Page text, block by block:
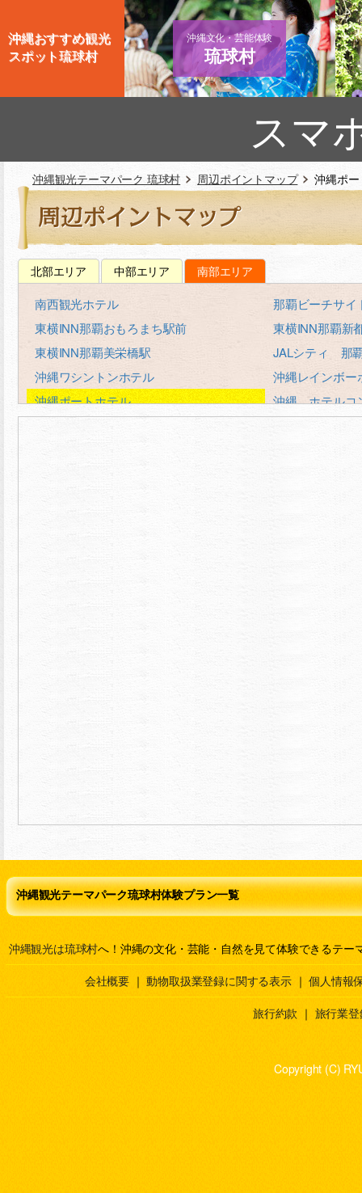
沖縄おすすめ観光
スポット琉球村
沖縄文化・芸能体験
琉球村
スマ
沖縄観光テーマパーク 琉球村 周辺ポイントマップ 沖縄ポ
北部エリア 中部エリア 南部エリア
南西観光ホテル
那覇ビーチサイ
東横INN那覇おもろまち駅前
東横INN那覇新
東横INN那覇美栄橋駅
JALシティ 那
沖縄ワシントンホテル
沖縄レインボー
沖縄ポートホテル
沖縄 ホテルコ
沖縄観光テーマパーク琉球村体験プラン一覧
沖縄観光は琉球村へ！沖縄の文化・芸能・自然を見て体験できるテー
会社概要 ｜ 動物取扱業登録に関する表示 ｜ 個人情報
旅行約款 ｜ 旅行業
Copyright (C)